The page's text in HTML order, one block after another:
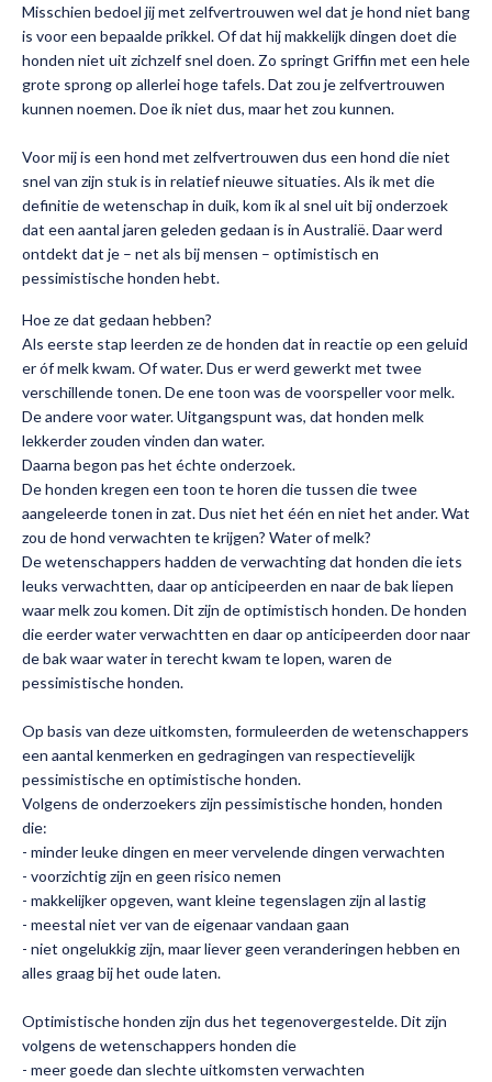
Misschien bedoel jij met zelfvertrouwen wel dat je hond niet bang
is voor een bepaalde prikkel. Of dat hij makkelijk dingen doet die
honden niet uit zichzelf snel doen. Zo springt Griffin met een hele
grote sprong op allerlei hoge tafels. Dat zou je zelfvertrouwen
kunnen noemen. Doe ik niet dus, maar het zou kunnen.
Voor mij is een hond met zelfvertrouwen dus een hond die niet
snel van zijn stuk is in relatief nieuwe situaties. Als ik met die
definitie de wetenschap in duik, kom ik al snel uit bijonderzoek
dat een aantal jaren geleden gedaan is in Australië. Daar werd
ontdekt dat je – net als bij mensen – optimistisch en
pessimistische honden hebt.
Hoe ze dat gedaan hebben?
Als eerste stap leerden ze de honden dat in reactie op een geluid
er óf melk kwam. Of water. Dus er werd gewerkt met twee
verschillende tonen. De ene toon was de voorspeller voor melk.
De andere voor water. Uitgangspunt was, dat honden melk
lekkerder zouden vinden dan water.
Daarna begon pas het échte onderzoek.
De honden kregen een toon te horen die tussen die twee
aangeleerde tonen in zat. Dus niet het één en niet het ander. Wat
zou de hond verwachten te krijgen? Water of melk?
De wetenschappers hadden de verwachting dat honden die iets
leuks verwachtten, daar op anticipeerden en naar de bak liepen
waar melk zou komen. Dit zijn de optimistisch honden. De honden
die eerder water verwachtten en daar op anticipeerden door naar
de bak waar water in terecht kwam te lopen, waren de
pessimistische honden.
Op basis van deze uitkomsten, formuleerden de wetenschappers
een aantal kenmerken en gedragingen van respectievelijk
pessimistische en optimistische honden.
Volgens de onderzoekers zijn pessimistische honden, honden
die:
- minder leuke dingen en meer vervelende dingen verwachten
- voorzichtig zijn en geen risico nemen
- makkelijker opgeven, want kleine tegenslagen zijn al lastig
- meestal niet ver van de eigenaar vandaan gaan
- niet ongelukkig zijn, maar liever geen veranderingen hebben en
alles graag bij het oude laten.
Optimistische honden zijn dus het tegenovergestelde. Dit zijn
volgens de wetenschappers honden die
- meer goede dan slechte uitkomsten verwachten